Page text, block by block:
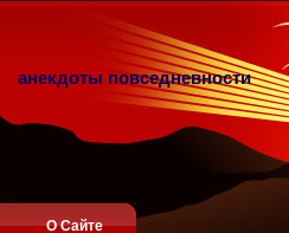
анекдоты повседневности
О Сайте